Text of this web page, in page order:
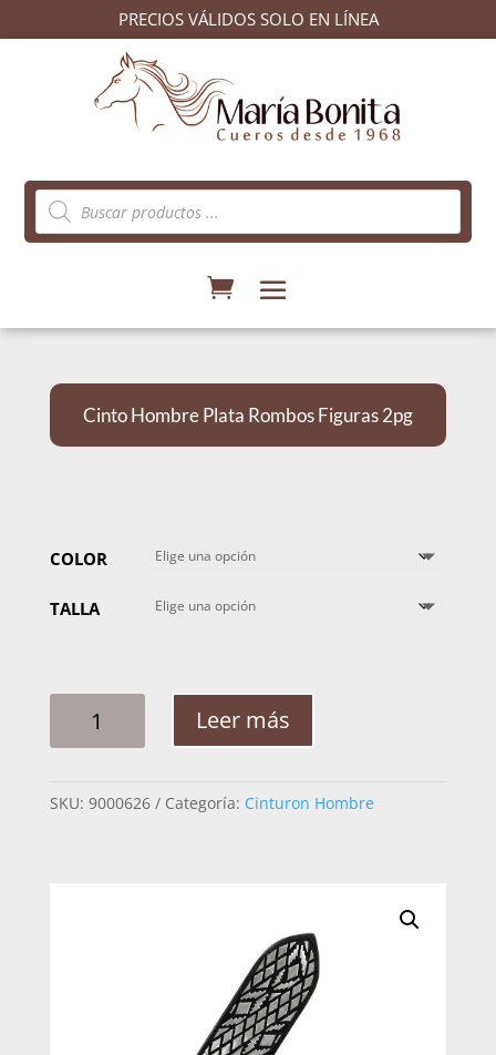
PRECIOS VÁLIDOS SOLO EN LÍNEA
Búsqueda
de
productos
Cinto Hombre Plata Rombos Figuras 2pg
COLOR
TALLA
HOMBRE
FIGURAS
Leer más
SKU: 9000626 Categoría: Cinturon Hombre